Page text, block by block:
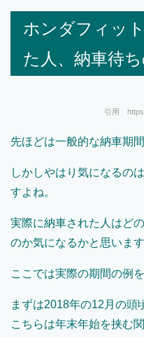
ホンダフィッ
た人、納車待
引用
先ほどは一般的な納車期
しかしやはり気になるの
すよね。
実際に納車された人はど
のか気になるかと思います
ここでは実際の期間の例
まずは2018年の12 月の頭
こちらは年末年始を挟む